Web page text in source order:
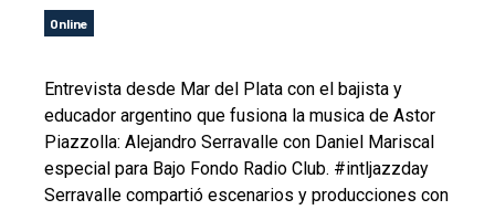
Online
Entrevista desde Mar del Plata con el bajista y
educador argentino que fusiona la musica de Astor
Piazzolla: Alejandro Serravalle con Daniel Mariscal
especial para Bajo Fondo Radio Club. #intljazzday
Serravalle compartió escenarios y producciones con